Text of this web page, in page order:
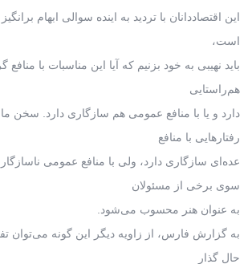
این اقتصاددانان با تردید به اینده سوالی ابهام
است،
باید نهیبی به خود بزنیم که آیا این مناسبات با
هم‌راستایی
دارد و یا با منافع عمومی هم سازگاری دارد. سخن
رفتارهایی با منافع
عده‌ای سازگاری دارد، ولی با منافع عمومی
سوی برخی از مسئولان
به عنوان هنر محسوب می‌شود.
به گزارش فارس، از زاویه دیگر این گونه می‌توان
حال گذار